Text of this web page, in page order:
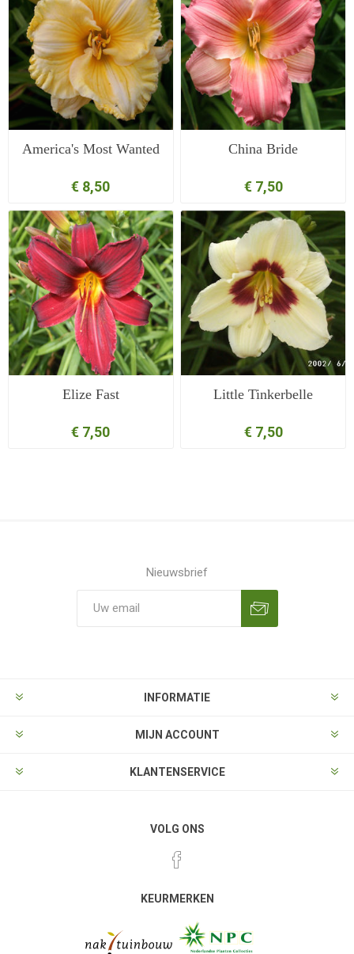
America's Most Wanted
€ 8,50
China Bride
€ 7,50
Elize Fast
€ 7,50
Little Tinkerbelle
€ 7,50
Nieuwsbrief
INFORMATIE
MIJN ACCOUNT
KLANTENSERVICE
VOLG ONS
KEURMERKEN